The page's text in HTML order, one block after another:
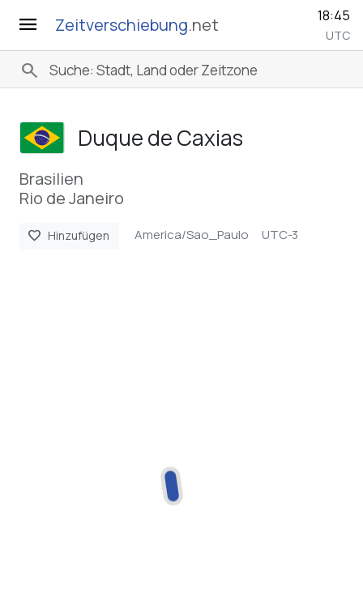
menu Zeitverschiebung.net 18:45
UTC
search
Duque de Caxias
Brasilien
Rio de Janeiro
favorite Hinzufügen America/Sao_Paulo UTC-3